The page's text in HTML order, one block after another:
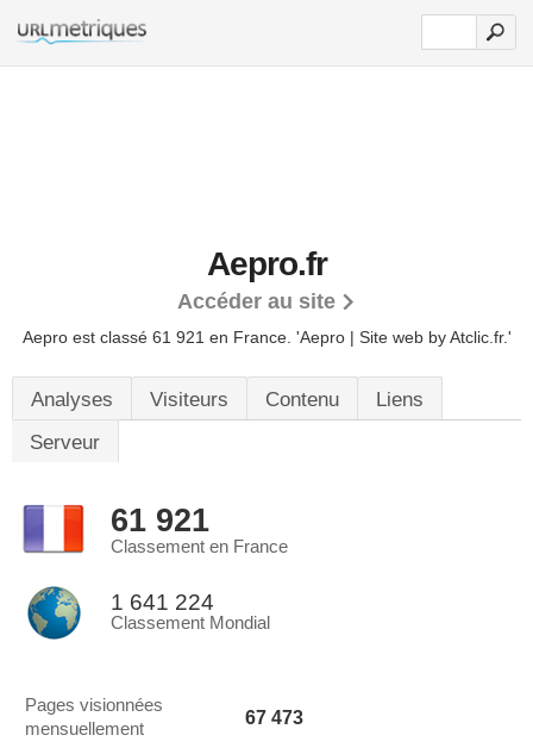
Aepro.fr
Accéder au site
Aepro est classé 61 921 en France. 'Aepro | Site web by Atclic.fr.'
Analyses Visiteurs Contenu
Liens
Serveur
61 921
Classement en France
1 641 224
Classement Mondial
Pages visionnées
mensuellement
67 473